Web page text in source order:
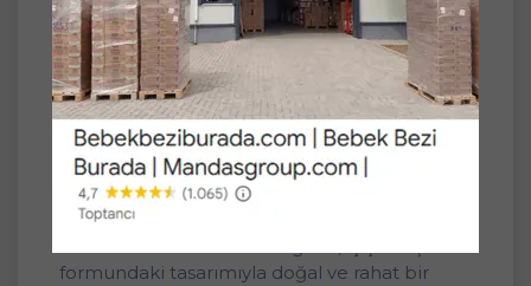
seviyesi 6 Damla
- M - Orta - Medium: 80 – 110 cm Emicilik
seviyesi 6 Damla
- L- Büyük - Large: 100 – 135 cm Emicilik
seviyesi 6 Damla
- XL- Ekstra Large - Extra Large: 120 – 160 cm
Emicilik seviyesi 6 Damla
Günlük konforu ve güveni bir arada sunan
formundaki tasarımıyla doğal ve rahat bir